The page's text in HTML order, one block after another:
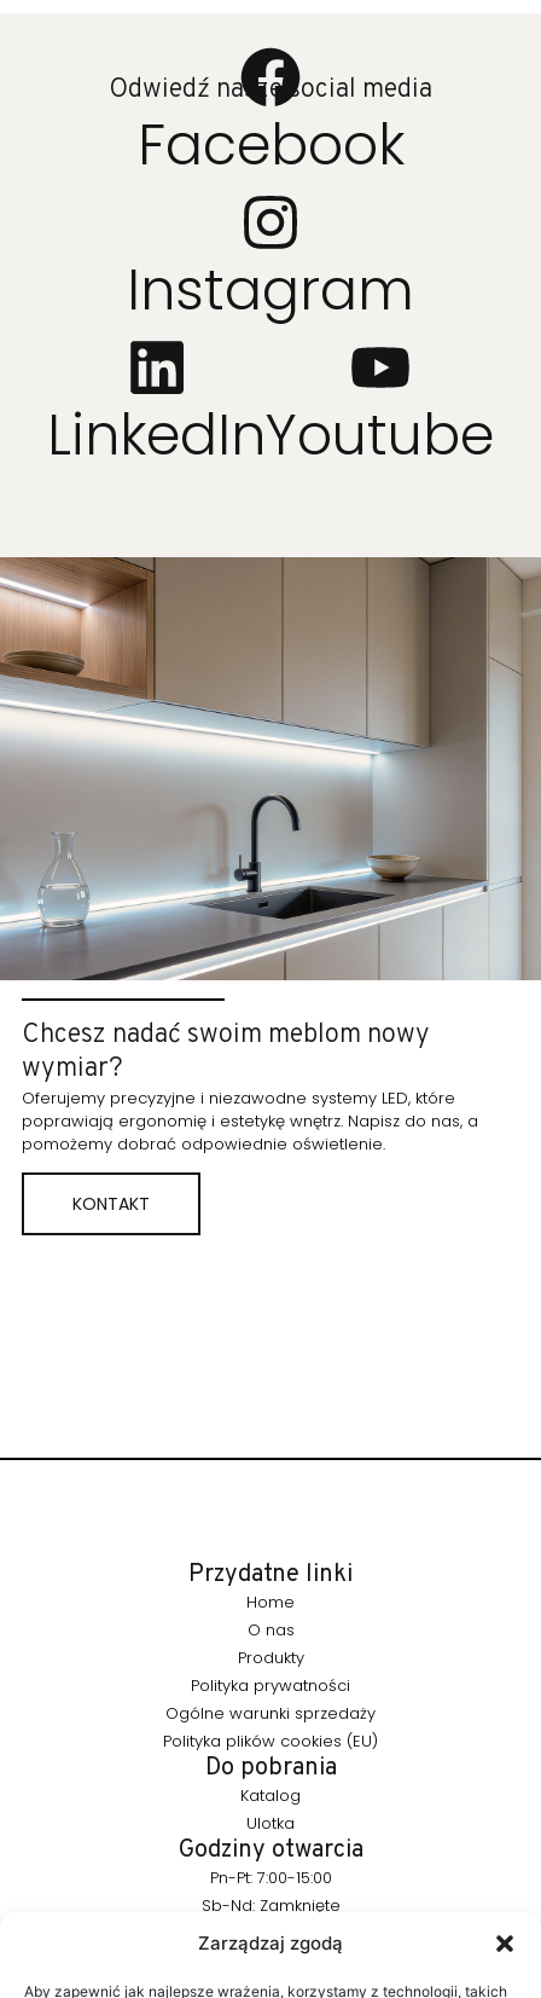
Zarządzaj zgodą
Aby zapewnić jak najlepsze wrażenia, korzystamy z technologii, takich
Odwiedź nasze social media
Facebook
Instagram
LinkedInYoutube
Chcesz nadać swoim meblom nowy
wymiar?
Oferujemy precyzyjne i niezawodne systemy LED, które
poprawiają ergonomię i estetykę wnętrz. Napisz do nas, a
pomożemy dobrać odpowiednie oświetlenie.
KONTAKT
Przydatne linki
Home
O nas
Produkty
Polityka prywatności
Ogólne warunki sprzedaży
Polityka plików cookies (EU)
Do pobrania
Katalog
Ulotka
Godziny otwarcia
Pn-Pt: 7:00-15:00
Sb-Nd: Zamknięte
Pozostańmy w kontakcie
info@furnika.pl
+48 (77) 544 91 28